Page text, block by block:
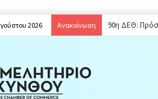
2026 Ανακοίνωση Παράταση